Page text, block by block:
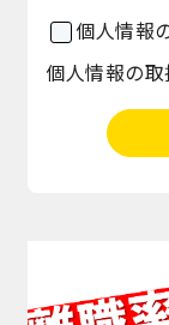
個人情報
個人情報の